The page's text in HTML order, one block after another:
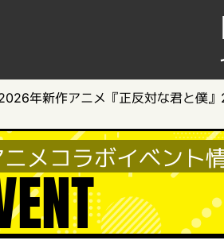
年新作アニメ『正反対な君と僕
ニメコラボイベント